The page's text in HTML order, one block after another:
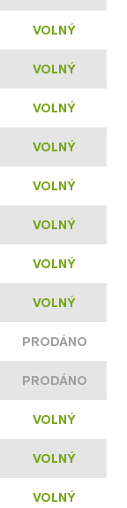
VOLNÝ
VOLNÝ
VOLNÝ
VOLNÝ
VOLNÝ
VOLNÝ
VOLNÝ
VOLNÝ
PRODÁNO
PRODÁNO
VOLNÝ
VOLNÝ
VOLNÝ